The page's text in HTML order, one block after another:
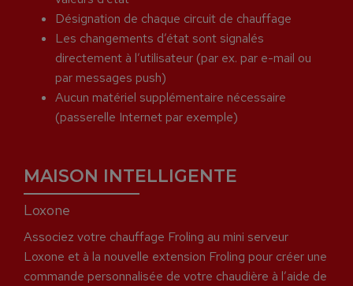
Désignation de chaque circuit de chauffage
Les changements d’état sont signalés
directement à l’utilisateur (par ex. par e-mail ou
par messages push)
Aucun matériel supplémentaire nécessaire
(passerelle Internet par exemple)
MAISON INTELLIGENTE
Loxone
Associez votre chauffage Froling au mini serveur
Loxone et à la nouvelle extension Froling pour créer une
commande personnalisée de votre chaudière à l’aide de